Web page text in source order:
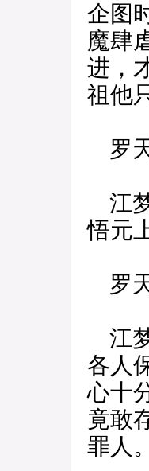
企图
魔肆
进，
祖他
罗
江
悟元
罗
江
各人
心十
竟敢
罪人